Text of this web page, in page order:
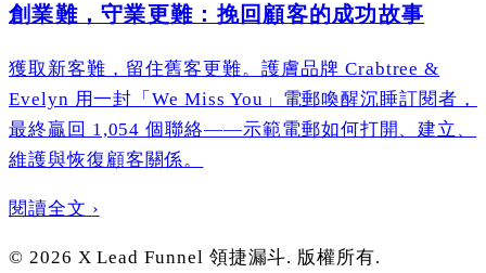
創業難，守業更難：挽回顧客的成功故事
獲取新客難，留住舊客更難。護膚品牌 Crabtree &
Evelyn 用一封「We Miss You」電郵喚醒沉睡訂閱者，
最終贏回 1,054 個聯絡——示範電郵如何打開、建立、
維護與恢復顧客關係。
閱讀全文 ›
© 2026 X Lead Funnel 領捷漏斗. 版權所有.